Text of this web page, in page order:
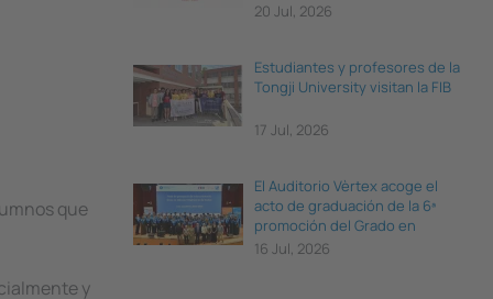
que
y
20 Jul, 2026
Estudiantes y profesores de la
Tongji University visitan la FIB
17 Jul, 2026
El Auditorio Vèrtex acoge el
acto de graduación de la 6ª
promoción del Grado en
Ciencia e Ingeniería de Datos
16 Jul, 2026